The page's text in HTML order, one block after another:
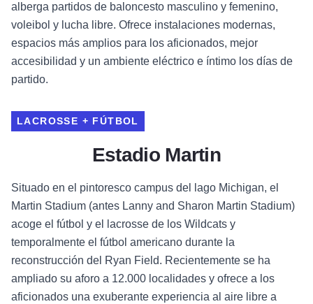
alberga partidos de baloncesto masculino y femenino,
voleibol y lucha libre. Ofrece instalaciones modernas,
espacios más amplios para los aficionados, mejor
accesibilidad y un ambiente eléctrico e íntimo los días de
partido.
LACROSSE + FÚTBOL
Estadio Martin
Situado en el pintoresco campus del lago Michigan, el
Martin Stadium (antes Lanny and Sharon Martin Stadium)
acoge el fútbol y el lacrosse de los Wildcats y
temporalmente el fútbol americano durante la
reconstrucción del Ryan Field. Recientemente se ha
ampliado su aforo a 12.000 localidades y ofrece a los
aficionados una exuberante experiencia al aire libre a